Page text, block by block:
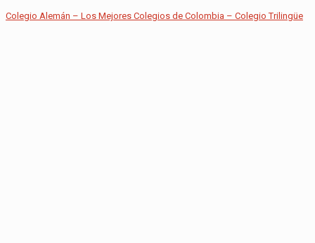
Colegio Alemán – Los Mejores Colegios de Colombia – Colegio Trilingüe